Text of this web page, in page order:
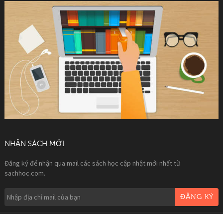
NHẬN SÁCH MỚI
Đăng ký để nhận qua mail các sách học cập nhật mới nhất từ
sachhoc.com.
ĐĂNG KÝ